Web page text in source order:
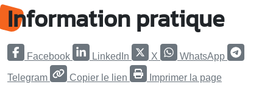
Information pratique
Facebook LinkedIn X WhatsApp
Telegram Copier le lien Imprimer la page